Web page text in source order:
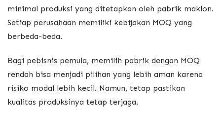
minimal produksi yang ditetapkan oleh pabrik maklon.
Setiap perusahaan memiliki kebijakan MOQ yang
berbeda-beda.
Bagi pebisnis pemula, memilih pabrik dengan MOQ
rendah bisa menjadi pilihan yang lebih aman karena
risiko modal lebih kecil. Namun, tetap pastikan
kualitas produksinya tetap terjaga.